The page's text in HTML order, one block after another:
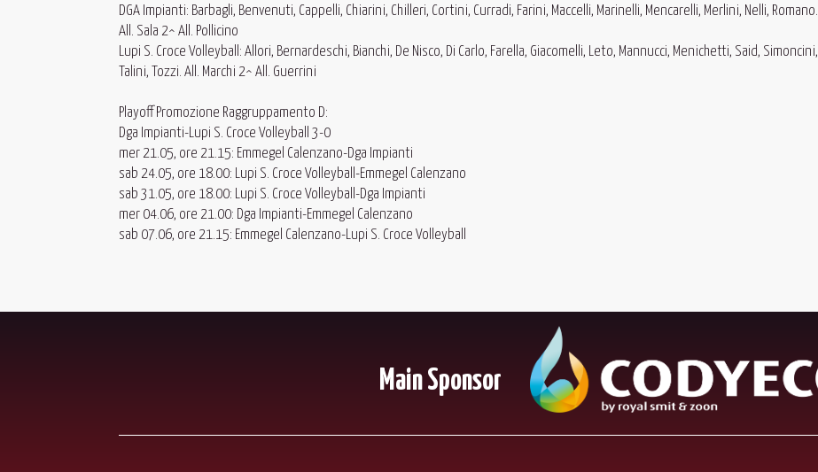
DGA Impianti: Barbagli, Benvenuti, Cappelli, Chiarini, Chilleri, Cortini, Curradi, Farini, Maccelli, Marinelli, Mencarelli, Merlini, Nelli, Romano.
All. Sala 2^ All. Pollicino
Lupi S. Croce Volleyball: Allori, Bernardeschi, Bianchi, De Nisco, Di Carlo, Farella, Giacomelli, Leto, Mannucci, Menichetti, Said, Simoncini,
Talini, Tozzi. All. Marchi 2^ All. Guerrini
Playoff Promozione Raggruppamento D:
Dga Impianti-Lupi S. Croce Volleyball 3-0
mer 21.05, ore 21.15: Emmegel Calenzano-Dga Impianti
sab 24.05, ore 18.00: Lupi S. Croce Volleyball-Emmegel Calenzano
sab 31.05, ore 18.00: Lupi S. Croce Volleyball-Dga Impianti
mer 04.06, ore 21.00: Dga Impianti-Emmegel Calenzano
sab 07.06, ore 21.15: Emmegel Calenzano-Lupi S. Croce Volleyball
Main Sponsor